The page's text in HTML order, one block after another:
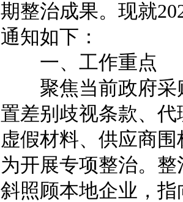
期整治成果。现就
通知如下：
一、工作重点
聚焦当前政府采
置差别歧视条款、
虚假材料、供应商
为开展专项整治。
斜照顾本地企业，